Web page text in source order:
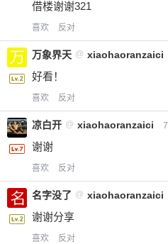
借楼谢谢321
喜欢 反对
万象界天 @ xiaohaoranzaici
好看！
喜欢 反对
凉白开 @ xiaohaoranzaici
谢谢
喜欢 反对
名字没了 @ xiaohaoranzaici
谢谢分享
喜欢 反对